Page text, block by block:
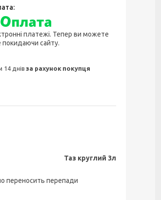
платежі. Тепер ви можете
покидаючи сайту.
14 днівза рахунок покупця
Таз круглий 3л
переносить перепади